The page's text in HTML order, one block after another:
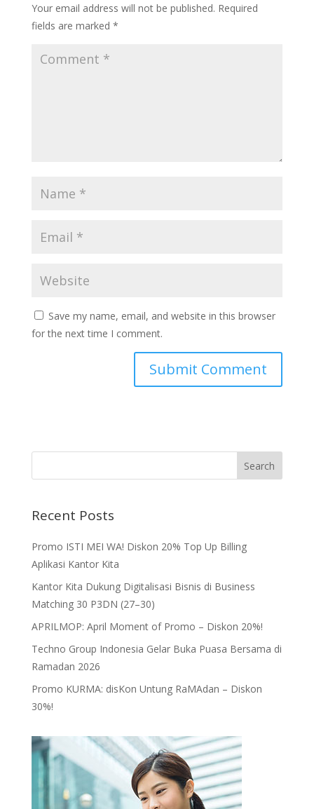
Your email address will not be published. Required
fields are marked *
Save my name, email, and website in this browser
for the next time I comment.
Recent Posts
Promo ISTI MEI WA! Diskon 20% Top Up Billing
Aplikasi Kantor Kita
Kantor Kita Dukung Digitalisasi Bisnis di Business
Matching 30 P3DN (27–30)
APRILMOP: April Moment of Promo – Diskon 20%!
Techno Group Indonesia Gelar Buka Puasa Bersama di
Ramadan 2026
Promo KURMA: disKon Untung RaMAdan – Diskon
30%!